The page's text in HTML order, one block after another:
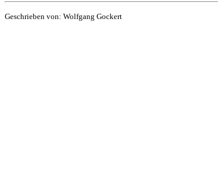
Geschrieben von: Wolfgang Gockert